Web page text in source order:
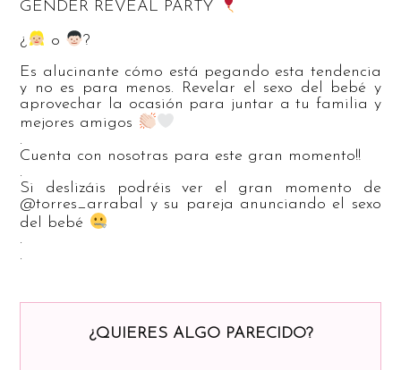
GENDER REVEAL PARTY
¿ o
?
Es alucinante cómo está pegando esta tendencia
y no es para menos. Revelar el sexo del bebé y
aprovechar la ocasión para juntar a tu familia y
mejores amigos
.
Cuenta con nosotras para este gran momento!!
.
Si deslizáis podréis ver el gran momento de
@torres_arrabal y su pareja anunciando el sexo
del bebé
.
.
¿QUIERES ALGO PARECIDO?